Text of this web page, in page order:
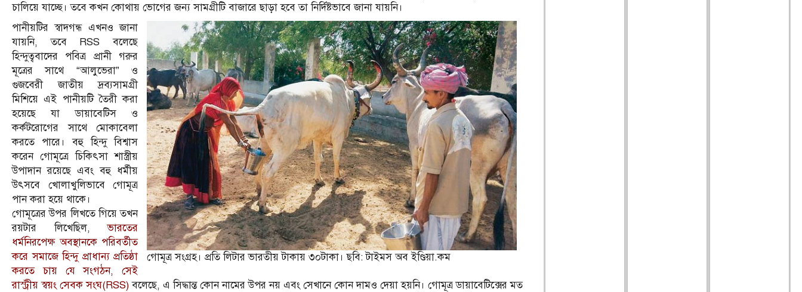
চালিয়ে যাচ্ছে। তবে কখন কোথায় ভোগের জন্য সামগ্রীটি বাজারে ছাড়া হবে তা নির্দিষ্টভাবে জানা যায়নি।
গোমূত্র সংগ্রহ। প্রতি লিটার ভারতীয় টাকায় ৩০টাকা। ছবি: টাইমস অব ইণ্ডিয়া.কম
পানীয়টির স্বাদগন্ধ এখনও জানা
যায়নি, তবে RSS বলেছে
হিন্দুত্ববাদের পবিত্র প্রানী গরুর
মূত্রের সাথে “আলুভেরা” ও
গুজবেরী জাতীয় দ্রব্যসামগ্রী
মিশিয়ে এই পানীয়টি তৈরী করা
হয়েছে যা ডায়াবেটিস ও
কর্কটরোগের সাথে মোকাবেলা
করতে পারে। বহু হিন্দু বিশ্বাস
করেন গোমূত্রে চিকিৎসা শাস্ত্রীয়
উপাদান রয়েছে এবং বহু ধর্মীয়
উৎসবে খোলাখুলিভাবে গোমূত্র
পান করা হয়ে থাকে।
গোমূত্রের উপর লিখতে গিয়ে তখন
রয়টার লিখেছিল,ভারতের
ধর্মনিরপেক্ষ অবস্থানকে পরিবর্তীত
করে সমাজে হিন্দু প্রাধান্য প্রতিষ্ঠা
করতে চায় যে সংগঠন, সেই
রাস্ট্রীয় স্বয়ং সেবক সংঘ(RSS)বলেছে, এ সিদ্ধান্ত কোন নামের উপর নয় এবং সেখানে কোন দামও দেয়া হয়নি। গোমূত্র ডায়াবেটিক্সের মত